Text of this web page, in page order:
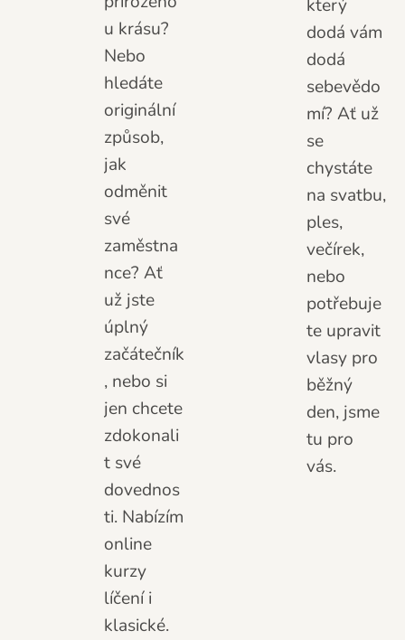
u krásu?
Nebo
hledáte
originální
způsob,
jak
odměnit
své
zaměstna
nce? Ať
už jste
úplný
začátečník
, nebo si
jen chcete
zdokonali
t své
dovednos
ti. Nabízím
online
kurzy
líčení i
klasické.
který
dodá vám
dodá
sebevědo
mí? Ať už
se
chystáte
na svatbu,
ples,
večírek,
nebo
potřebuje
te upravit
vlasy pro
běžný
den, jsme
tu pro
vás.